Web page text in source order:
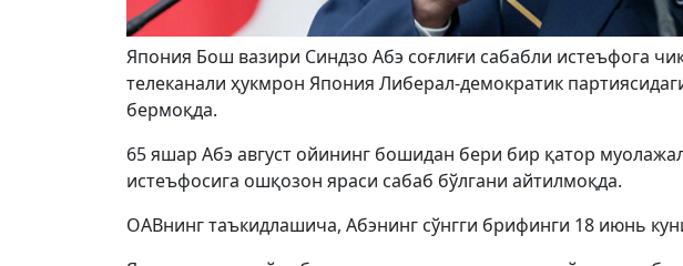
Япония Бош вазири Синдзо Абэ соғлиғи сабабли истеъфога
телеканали ҳукмрон Япония Либерал-демократик
бермоқда.
65 яшар Абэ август ойининг бошидан бери бир қатор
истеъфосига ошқозон яраси сабаб бўлгани айтилмоқда.
ОАВнинг таъкидлашича, Абэнинг сўнгги брифинги 18 июнь